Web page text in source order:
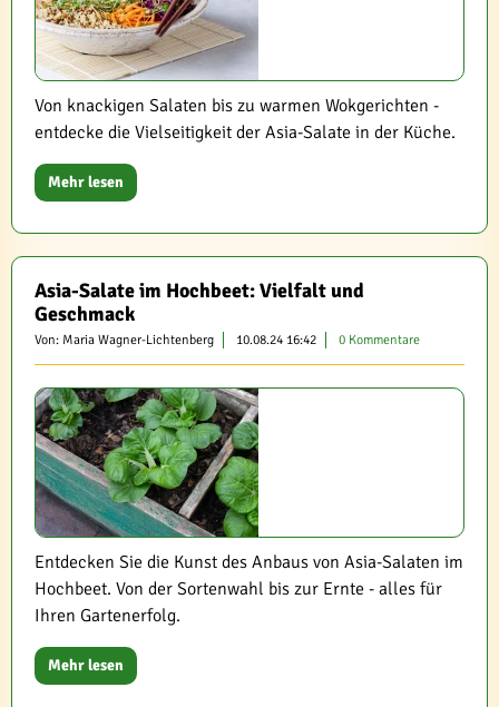
Von knackigen Salaten bis zu warmen Wokgerichten -
entdecke die Vielseitigkeit der Asia-Salate in der Küche.
Mehr lesen
Asia-Salate im Hochbeet: Vielfalt und
Geschmack
Von: Maria Wagner-Lichtenberg 10.08.24 16:42 0 Kommentare
Entdecken Sie die Kunst des Anbaus von Asia-Salaten im
Hochbeet. Von der Sortenwahl bis zur Ernte - alles für
Ihren Gartenerfolg.
Mehr lesen